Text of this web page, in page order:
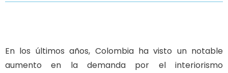
En los últimos años, Colombia ha visto un notable
aumento en la demanda por el interiorismo